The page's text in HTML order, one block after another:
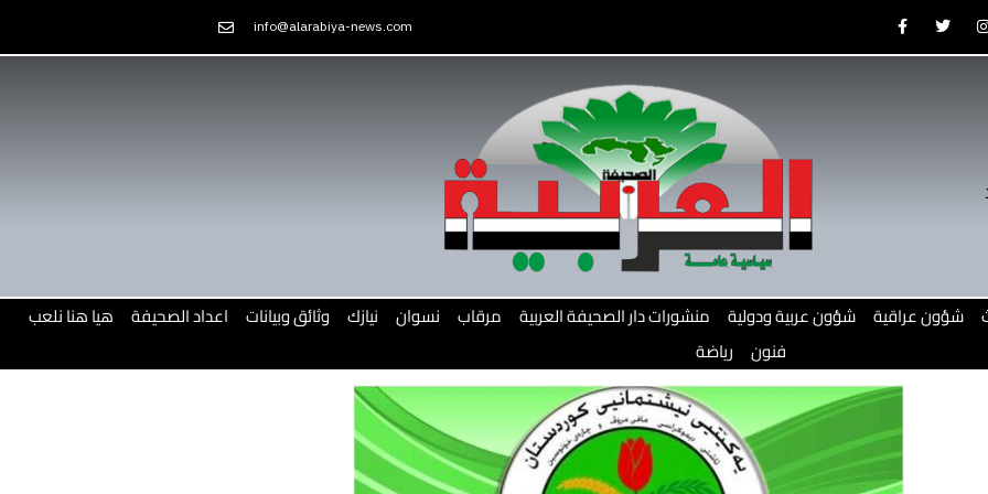
to
info@alarabiya-news.com F
a
e
T
w
t
I
t
شؤون عراقية شؤون عربية ودولية منشورات دار الصحيفة العربية مرقاب نسوان نيازك وثائق وبيانات اعداد الصحيفة هيا هنا نلعب
فنون رياضة